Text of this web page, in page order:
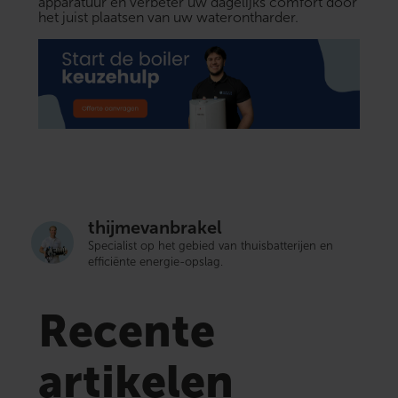
het juist plaatsen van uw waterontharder.
thijmevanbrakel
Specialist op het gebied van thuisbatterijen en
efficiënte energie-opslag.
Recente
artikelen